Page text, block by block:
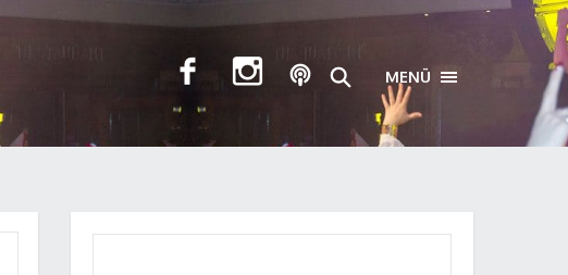
MENÜ TOGGLE